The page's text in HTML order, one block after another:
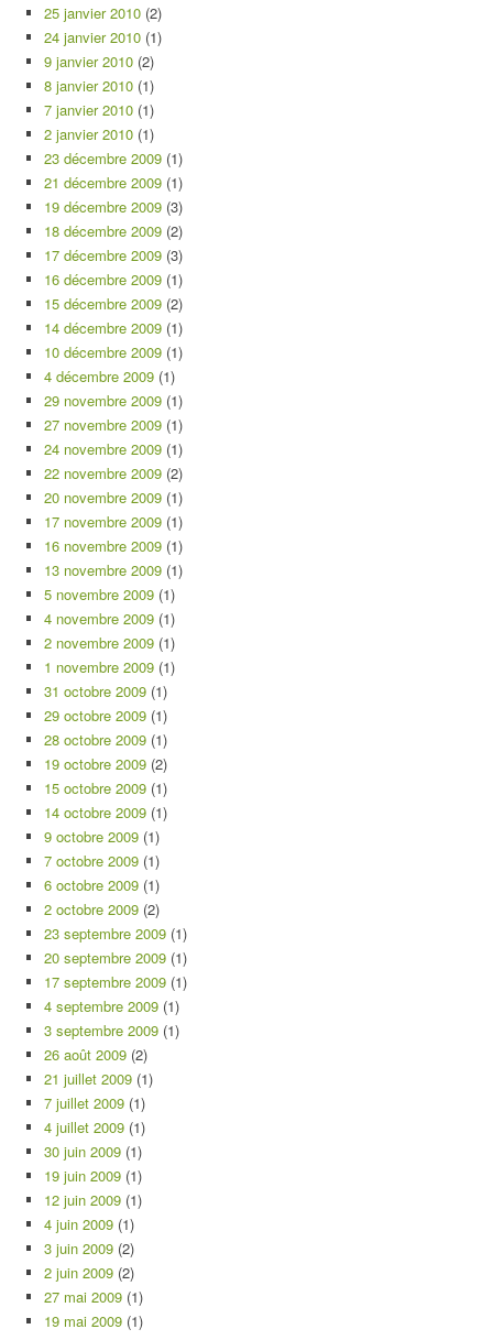
25 janvier 2010 (2)
24 janvier 2010 (1)
9 janvier 2010 (2)
8 janvier 2010 (1)
7 janvier 2010 (1)
2 janvier 2010 (1)
23 décembre 2009 (1)
21 décembre 2009 (1)
19 décembre 2009 (3)
18 décembre 2009 (2)
17 décembre 2009 (3)
16 décembre 2009 (1)
15 décembre 2009 (2)
14 décembre 2009 (1)
10 décembre 2009 (1)
4 décembre 2009 (1)
29 novembre 2009 (1)
27 novembre 2009 (1)
24 novembre 2009 (1)
22 novembre 2009 (2)
20 novembre 2009 (1)
17 novembre 2009 (1)
16 novembre 2009 (1)
13 novembre 2009 (1)
5 novembre 2009 (1)
4 novembre 2009 (1)
2 novembre 2009 (1)
1 novembre 2009 (1)
31 octobre 2009 (1)
29 octobre 2009 (1)
28 octobre 2009 (1)
19 octobre 2009 (2)
15 octobre 2009 (1)
14 octobre 2009 (1)
9 octobre 2009 (1)
7 octobre 2009 (1)
6 octobre 2009 (1)
2 octobre 2009 (2)
23 septembre 2009 (1)
20 septembre 2009 (1)
17 septembre 2009 (1)
4 septembre 2009 (1)
3 septembre 2009 (1)
26 août 2009 (2)
21 juillet 2009 (1)
7 juillet 2009 (1)
4 juillet 2009 (1)
30 juin 2009 (1)
19 juin 2009 (1)
12 juin 2009 (1)
4 juin 2009 (1)
3 juin 2009 (2)
2 juin 2009 (2)
27 mai 2009 (1)
19 mai 2009 (1)